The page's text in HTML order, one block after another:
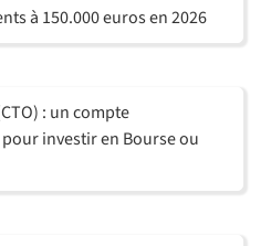
à 150.000 euros en 2026
: un compte
investir en Bourse ou